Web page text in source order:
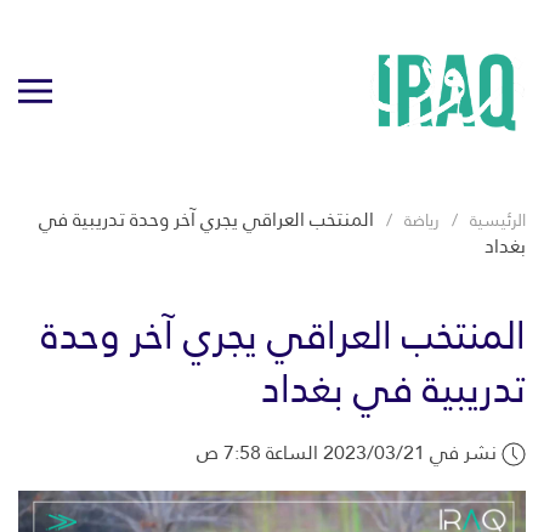
الرئيسية رياضة المنتخب العراقي يجري آخر وحدة تدريبية في
بغداد
المنتخب العراقي يجري آخر وحدة
تدريبية في بغداد
نشر في 2023/03/21 الساعة 7:58 ص